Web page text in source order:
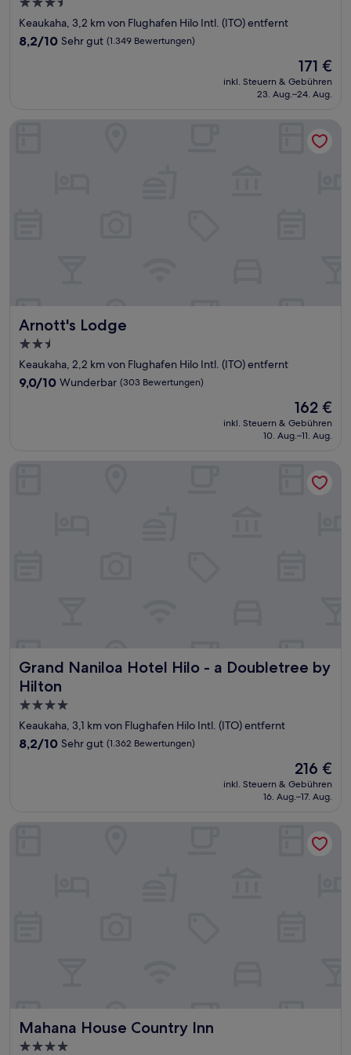
Sterne-
Unterkunft
Keaukaha, 3,2 km von Flughafen Hilo Intl. (ITO) entfernt
8.2
Bewertungen)
8,2/10 Sehr gut (1.349 Bewertungen)
Der
Preis
beträgt
171 €
inkl. Steuern & Gebühren
23. Aug.–24. Aug.
Arnott's Lodge
Arnott's Lodge
2.5-
Sterne-
Unterkunft
Keaukaha, 2,2 km von Flughafen Hilo Intl. (ITO) entfernt
9.0
9,0/10 Wunderbar (303 Bewertungen)
Der
Preis
beträgt
162 €
inkl. Steuern & Gebühren
10. Aug.–11. Aug.
Arnott's Lodge
Grand Naniloa Hotel Hilo - a Doubletree by
Hilton
Grand Naniloa Hotel Hilo - a Doubletree by Hilton
4.0-
Sterne-
Unterkunft
Keaukaha, 3,1 km von Flughafen Hilo Intl. (ITO) entfernt
8.2
Bewertungen)
8,2/10 Sehr gut (1.362 Bewertungen)
Der
Preis
beträgt
216 €
inkl. Steuern & Gebühren
16. Aug.–17. Aug.
Mahana House Country Inn
Mahana House Country Inn
4.0-
Mahana House Country Inn